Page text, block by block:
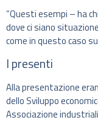
“Questi esempi – ha
dove ci siano
come in questo caso
I presenti
Alla presentazione
dello Sviluppo
Associazione